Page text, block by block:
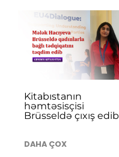
Kitabıstanın
həmtəsisçisi
Brüsseldə çıxış edib
DAHA ÇOX